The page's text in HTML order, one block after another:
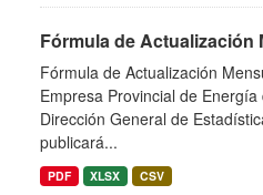
Fórmula de Actualización
Fórmula de Actualización
Empresa Provincial de
Dirección General de
publicará...
PDF XLSX CSV